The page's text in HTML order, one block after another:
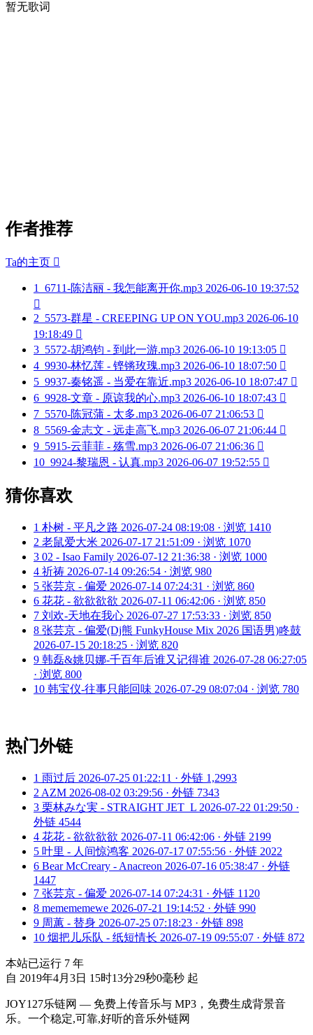
暂无歌词
作者推荐
Ta的主页 
1 6711-陈洁丽 - 我怎能离开你.mp3 2026-06-10 19:37:52

2 5573-群星 - CREEPING UP ON YOU.mp3 2026-06-10
19:18:49 
3 5572-胡鸿钧 - 到此一游.mp3 2026-06-10 19:13:05 
4 9930-林忆莲 - 铿锵玫瑰.mp3 2026-06-10 18:07:50 
5 9937-秦铭遥 - 当爱在靠近.mp3 2026-06-10 18:07:47 
6 9928-文章 - 原谅我的心.mp3 2026-06-10 18:07:43 
7 5570-陈冠蒲 - 太多.mp3 2026-06-07 21:06:53 
8 5569-金志文 - 远走高飞.mp3 2026-06-07 21:06:44 
9 5915-云菲菲 - 殇雪.mp3 2026-06-07 21:06:36 
10 9924-黎瑞恩 - 认真.mp3 2026-06-07 19:52:55 
猜你喜欢
1 朴树 - 平凡之路 2026-07-24 08:19:08 · 浏览 1410
2 老鼠爱大米 2026-07-17 21:51:09 · 浏览 1070
3 02 - Isao Family 2026-07-12 21:36:38 · 浏览 1000
4 祈祷 2026-07-14 09:26:54 · 浏览 980
5 张芸京 - 偏爱 2026-07-14 07:24:31 · 浏览 860
6 花花 - 欲欲欲欲 2026-07-11 06:42:06 · 浏览 850
7 刘欢-天地在我心 2026-07-27 17:53:33 · 浏览 850
8 张芸京 - 偏爱(Dj熊 FunkyHouse Mix 2026 国语男)咚鼓
2026-07-15 20:18:25 · 浏览 820
9 韩磊&姚贝娜-千百年后谁又记得谁 2026-07-28 06:27:05
· 浏览 800
10 韩宝仪-往事只能回味 2026-07-29 08:07:04 · 浏览 780
热门外链
1 雨过后 2026-07-25 01:22:11 · 外链 1,2993
2 AZM 2026-08-02 03:29:56 · 外链 7343
3 栗林みな実 - STRAIGHT JET_L 2026-07-22 01:29:50 ·
外链 4544
4 花花 - 欲欲欲欲 2026-07-11 06:42:06 · 外链 2199
5 叶里 - 人间惊鸿客 2026-07-17 07:55:56 · 外链 2022
6 Bear McCreary - Anacreon 2026-07-16 05:38:47 · 外链
1447
7 张芸京 - 偏爱 2026-07-14 07:24:31 · 外链 1120
8 memememewe 2026-07-21 19:14:52 · 外链 990
9 周蕙 - 替身 2026-07-25 07:18:23 · 外链 898
10 烟把儿乐队 - 纸短情长 2026-07-19 09:55:07 · 外链 872
本站已运行 7 年
自 2019年4月3日 15时13分29秒0毫秒 起
JOY127乐链网 — 免费上传音乐与 MP3，免费生成背景音
乐。一个稳定,可靠,好听的音乐外链网